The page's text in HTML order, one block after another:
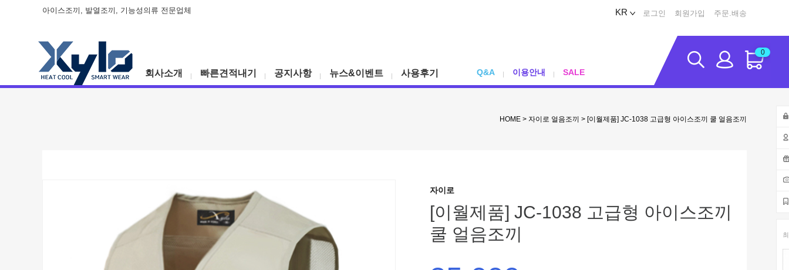
아이스조끼, 발열조끼, 기능성의류 전문업체 KR 로그인 회원가입 주문.배송
회사소개 빠른견적내기 공지사항 뉴스&이벤트 사용후기 Q&A 이용안내 SALE
0
HOME > 자이로 얼음조끼 > [이월제품] JC-1038 고급형 아이스조끼 쿨 얼음조끼
자이로
[이월제품] JC-1038 고급형 아이스조끼
쿨 얼음조끼